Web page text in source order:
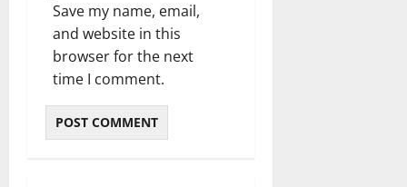
Save my name, email,
and website in this
browser for the next
time I comment.